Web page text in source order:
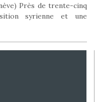
Près de trente-cinq
syrienne et une